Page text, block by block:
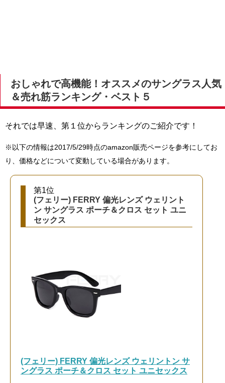
おしゃれで高機能！オススメのサングラス人気
＆売れ筋ランキング・ベスト５
それでは早速、第１位からランキングのご紹介です！
※以下の情報は2017/5/29時点のamazon販売ページを参考にしてお
り、価格などについて変動している場合があります。
第1位
(フェリー) FERRY 偏光レンズ ウェリント
ン サングラス ポーチ＆クロス セット ユニ
セックス
(フェリー) FERRY 偏光レンズ ウェリントン サ
ングラス ポーチ＆クロス セット ユニセックス